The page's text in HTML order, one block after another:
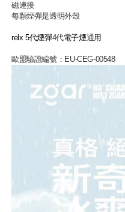
磁連接
每顆煙彈是透明外殼
relx 5代煙彈4代電子煙通用
歐盟驗證編號：EU-CEG-00548